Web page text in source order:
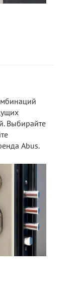
Выбирайте
Abus.